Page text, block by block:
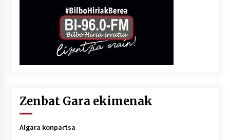
Zenbat Gara ekimenak
Algara konpartsa